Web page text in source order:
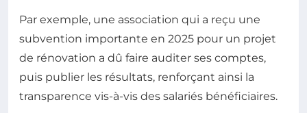
Par exemple, une association qui a reçu une
subvention importante en 2025 pour un projet
de rénovation a dû faire auditer ses comptes,
puis publier les résultats, renforçant ainsi la
transparence vis-à-vis des salariés bénéficiaires.